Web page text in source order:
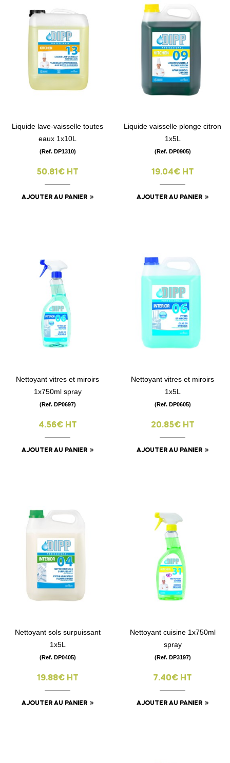
Liquide lave-vaisselle toutes
eaux 1x10L
(Ref. DP1310)
50.81€ HT
AJOUTER AU PANIER
Liquide vaisselle plonge citron
1x5L
(Ref. DP0905)
19.04€ HT
AJOUTER AU PANIER
Nettoyant vitres et miroirs
1x750ml spray
(Ref. DP0697)
4.56€ HT
AJOUTER AU PANIER
Nettoyant vitres et miroirs
1x5L
(Ref. DP0605)
20.85€ HT
AJOUTER AU PANIER
Nettoyant sols surpuissant
1x5L
(Ref. DP0405)
19.88€ HT
AJOUTER AU PANIER
Nettoyant cuisine 1x750ml
spray
(Ref. DP3197)
7.40€ HT
AJOUTER AU PANIER